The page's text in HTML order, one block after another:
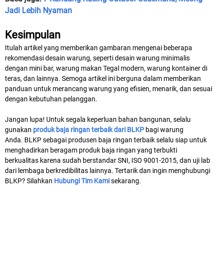
Jadi Lebih Nyaman
Kesimpulan
Itulah artikel yang memberikan gambaran mengenai beberapa
rekomendasi desain warung, seperti desain warung minimalis
dengan mini bar, warung makan Tegal modern, warung kontainer di
teras, dan lainnya. Semoga artikel ini berguna dalam memberikan
panduan untuk merancang warung yang efisien, menarik, dan sesuai
dengan kebutuhan pelanggan.
Jangan lupa! Untuk segala keperluan bahan bangunan, selalu
gunakan produk baja ringan terbaik dari BLKP bagi warung
Anda. BLKP sebagai produsen baja ringan terbaik selalu siap untuk
menghadirkan beragam produk baja ringan yang terbukti
berkualitas karena sudah berstandar SNI, ISO 9001-2015, dan uji lab
dari lembaga berkredibilitas lainnya. Tertarik dan ingin menghubungi
BLKP? Silahkan Hubungi Tim Kamisekarang.